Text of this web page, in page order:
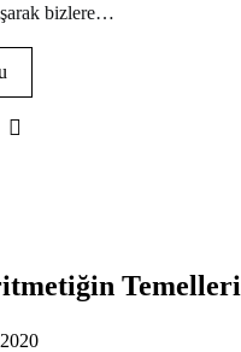
bizlere…
Temelleri